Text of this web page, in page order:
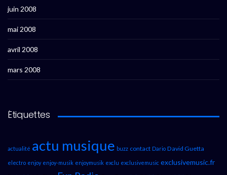
juin 2008
mai 2008
avril 2008
mars 2008
Étiquettes
actualité actu musique buzz contact Dario David Guetta
electro enjoy enjoy-musik enjoymusik exclu exclusivemusic exclusivemusic.fr